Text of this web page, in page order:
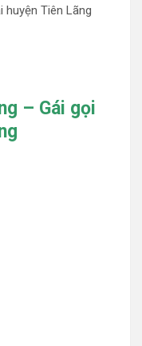
huyện Tiên Lãng
– Gái gọi